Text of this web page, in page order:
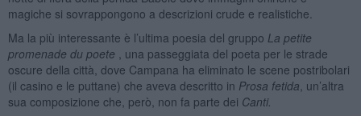
magiche si sovrappongono a descrizioni crude e realistiche.
Ma la più interessante è l’ultima poesia del gruppo La petite
promenade du poete
, una passeggiata del poeta per le strade
oscure della città, dove Campana ha eliminato le scene postribolari
(il casino e le puttane) che aveva descritto in Prosa fetida , un’altra
sua composizione che, però, non fa parte dei Canti.